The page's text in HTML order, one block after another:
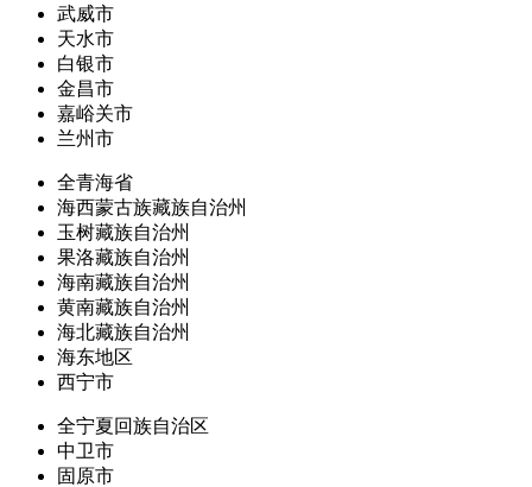
武威市
天水市
白银市
金昌市
嘉峪关市
兰州市
全青海省
海西蒙古族藏族自治州
玉树藏族自治州
果洛藏族自治州
海南藏族自治州
黄南藏族自治州
海北藏族自治州
海东地区
西宁市
全宁夏回族自治区
中卫市
固原市